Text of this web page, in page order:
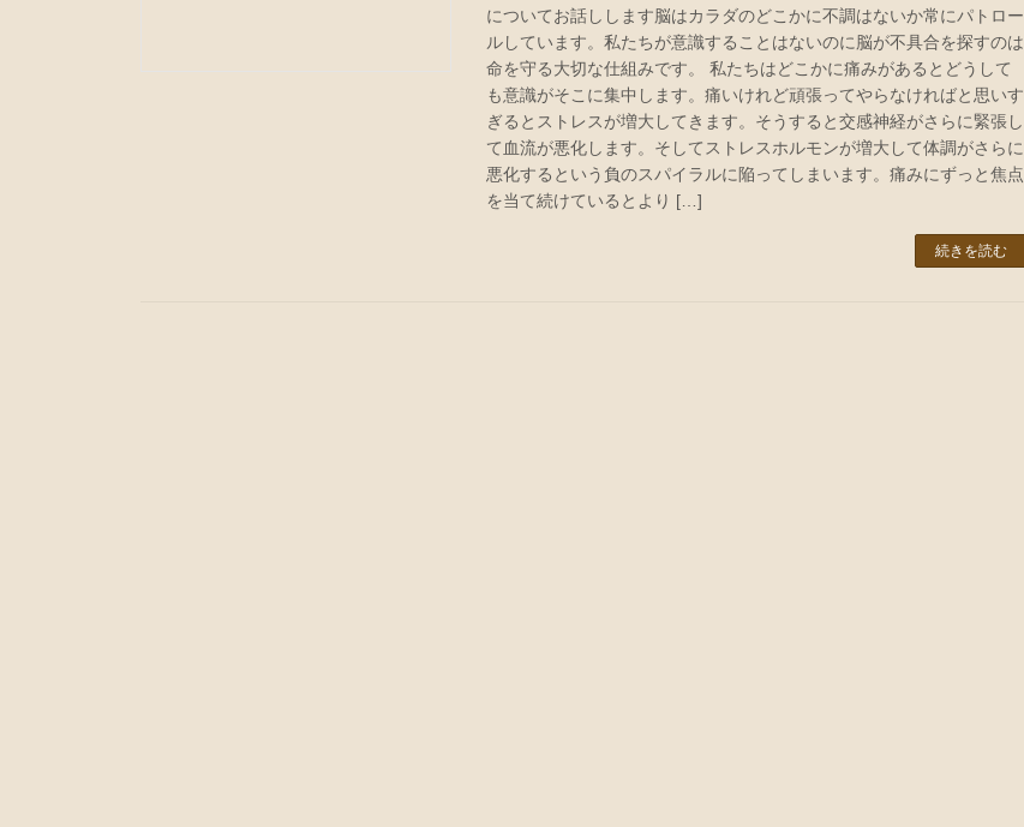
についてお話しします脳はカラダのどこかに不調はないか常にパトロー
ルしています。私たちが意識することはないのに脳が不具合を探すのは
命を守る大切な仕組みです。 私たちはどこかに痛みがあるとどうして
も意識がそこに集中します。痛いけれど頑張ってやらなければと思いす
ぎるとストレスが増大してきます。そうすると交感神経がさらに緊張し
て血流が悪化します。そしてストレスホルモンが増大して体調がさらに
悪化するという負のスパイラルに陥ってしまいます。痛みにずっと焦点
を当て続けているとより […]
続きを読む